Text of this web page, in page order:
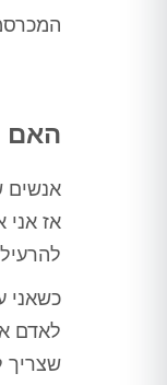
האם
אנשים
אז אני
כשאני
לאדם